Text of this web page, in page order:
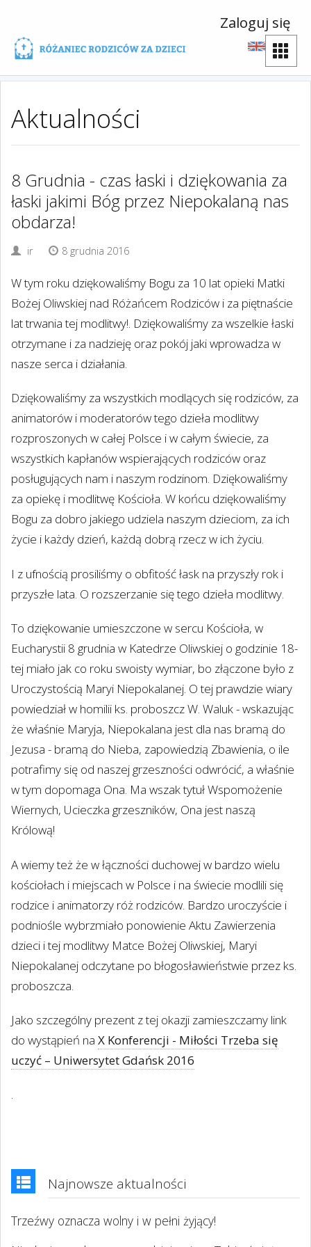
Zaloguj się
Aktualności
8 Grudnia - czas łaski i dziękowania za
łaski jakimi Bóg przez Niepokalaną nas
obdarza!
ir 8 grudnia 2016
W tym roku dziękowaliśmy Bogu za 10 lat opieki Matki
Bożej Oliwskiej nad Różańcem Rodziców i za piętnaście
lat trwania tej modlitwy!. Dziękowaliśmy za wszelkie łaski
otrzymane i za nadzieję oraz pokój jaki wprowadza w
nasze serca i działania.
Dziękowaliśmy za wszystkich modlących się rodziców, za
animatorów i moderatorów tego dzieła modlitwy
rozproszonych w całej Polsce i w całym świecie, za
wszystkich kapłanów wspierających rodziców oraz
posługujących nam i naszym rodzinom. Dziękowaliśmy
za opiekę i modlitwę Kościoła. W końcu dziękowaliśmy
Bogu za dobro jakiego udziela naszym dzieciom, za ich
życie i każdy dzień, każdą dobrą rzecz w ich życiu.
I z ufnością prosiliśmy o obfitość łask na przyszły rok i
przyszłe lata. O rozszerzanie się tego dzieła modlitwy.
To dziękowanie umieszczone w sercu Kościoła, w
Eucharystii 8 grudnia w Katedrze Oliwskiej o godzinie 18-
tej miało jak co roku swoisty wymiar, bo złączone było z
Uroczystością Maryi Niepokalanej. O tej prawdzie wiary
powiedział w homilii ks. proboszcz W. Waluk - wskazując
że właśnie Maryja, Niepokalana jest dla nas bramą do
Jezusa - bramą do Nieba, zapowiedzią Zbawienia, o ile
potrafimy się od naszej grzeszności odwrócić, a właśnie
w tym dopomaga Ona. Ma wszak tytuł Wspomożenie
Wiernych, Ucieczka grzeszników, Ona jest naszą
Królową!
A wiemy też że w łączności duchowej w bardzo wielu
kościołach i miejscach w Polsce i na świecie modlili się
rodzice i animatorzy róż rodziców. Bardzo uroczyście i
podniośle wybrzmiało ponowienie Aktu Zawierzenia
dzieci i tej modlitwy Matce Bożej Oliwskiej, Maryi
Niepokalanej odczytane po błogosławieństwie przez ks.
proboszcza.
Jako szczególny prezent z tej okazji zamieszczamy link
do wystąpień na X Konferencji - Miłości Trzeba się
uczyć – Uniwersytet Gdańsk 2016
.
Najnowsze aktualności
Trzeźwy oznacza wolny i w pełni żyjący!